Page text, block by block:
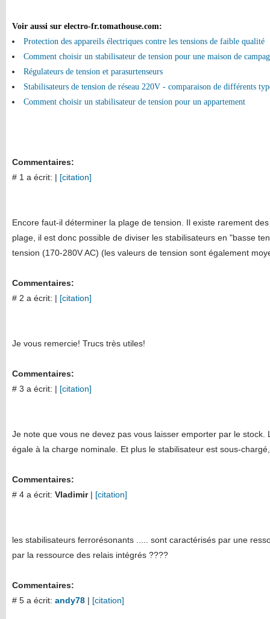
Voir aussi sur electro-fr.tomathouse.com:
Protection des appareils électriques contre les tensions de faible qualité
Comment choisir un stabilisateur de tension pour une maison de
Régulateurs de tension et parasurtenseurs
Stabilisateurs de tension de réseau 220V - comparaison de différents
Comment choisir un stabilisateur de tension pour un appartement
Commentaires:
# 1 a écrit: | [citation]
Encore faut-il déterminer la plage de tension. Il existe rarement
plage, il est donc possible de diviser les stabilisateurs en "basse
tension (170-280V AC) (les valeurs de tension sont également
Commentaires:
# 2 a écrit: | [citation]
Je vous remercie! Trucs très utiles!
Commentaires:
# 3 a écrit: | [citation]
Je note que vous ne devez pas vous laisser emporter par le stock.
égale à la charge nominale. Et plus le stabilisateur est sous-
Commentaires:
# 4 a écrit: Vladimir| [citation]
les stabilisateurs ferrorésonants ..... sont caractérisés par une
par la ressource des relais intégrés ????
Commentaires:
# 5 a écrit: andy78 | [citation]